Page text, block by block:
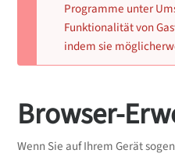
Programme unter
Funktionalität von
indem sie
Browser-
Wenn Sie auf Ihrem Gerät